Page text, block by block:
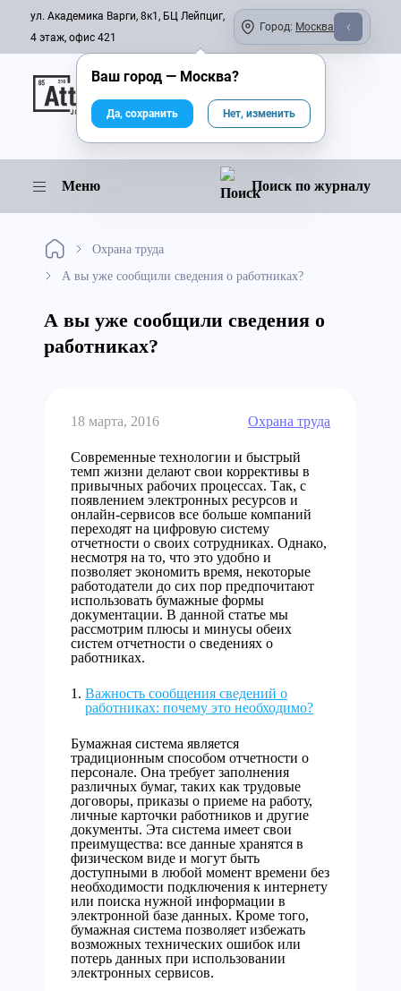
ул. Академика Варги, 8к1, БЦ Лейпциг,
4 этаж, офис 421
Город: Москва
Онлайн-журнал
Меню Поиск по журналу
Охрана труда
А вы уже сообщили сведения о работниках?
А вы уже сообщили сведения о
работниках?
18 марта, 2016 Охрана труда
Современные технологии и быстрый
темп жизни делают свои коррективы в
привычных рабочих процессах. Так, с
появлением электронных ресурсов и
онлайн-сервисов все больше компаний
переходят на цифровую систему
отчетности о своих сотрудниках. Однако,
несмотря на то, что это удобно и
позволяет экономить время, некоторые
работодатели до сих пор предпочитают
использовать бумажные формы
документации. В данной статье мы
рассмотрим плюсы и минусы обеих
систем отчетности о сведениях о
работниках.
Важность сообщения сведений о
работниках: почему это необходимо?
Бумажная система является
традиционным способом отчетности о
персонале. Она требует заполнения
различных бумаг, таких как трудовые
договоры, приказы о приеме на работу,
личные карточки работников и другие
документы. Эта система имеет свои
преимущества: все данные хранятся в
физическом виде и могут быть
доступными в любой момент времени без
необходимости подключения к интернету
или поиска нужной информации в
электронной базе данных. Кроме того,
бумажная система позволяет избежать
возможных технических ошибок или
потерь данных при использовании
электронных сервисов.
Ваш город — Москва?
Да, сохранить Нет, изменить